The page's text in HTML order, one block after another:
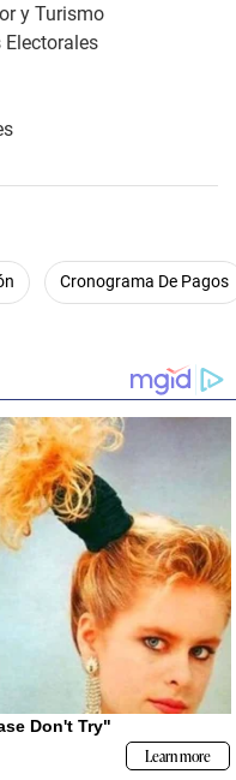
y Turismo
Cronograma De Pagos